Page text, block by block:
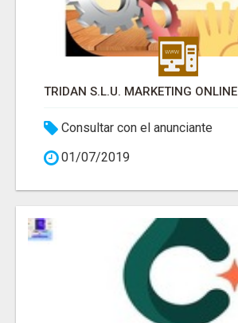
TRIDAN S.L.U. MARKETING ONLINE
Consultar con el anunciante
01/07/2019